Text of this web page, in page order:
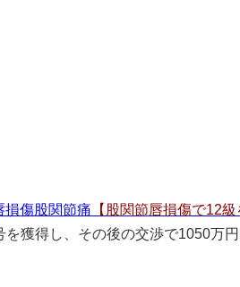
損傷股関節痛 【股関節唇損傷で12
獲得し、その後の交渉で1050万円